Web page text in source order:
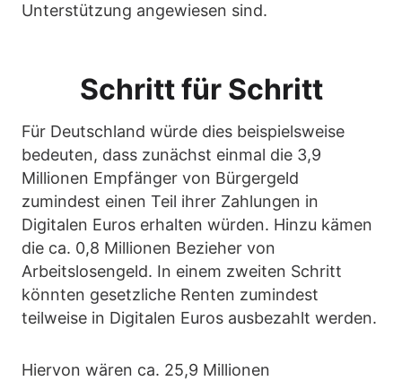
Unterstützung angewiesen sind.
Schritt für Schritt
Für Deutschland würde dies beispielsweise
bedeuten, dass zunächst einmal die 3,9
Millionen Empfänger von Bürgergeld
zumindest einen Teil ihrer Zahlungen in
Digitalen Euros erhalten würden. Hinzu kämen
die ca. 0,8 Millionen Bezieher von
Arbeitslosengeld. In einem zweiten Schritt
könnten gesetzliche Renten zumindest
teilweise in Digitalen Euros ausbezahlt werden.
Hiervon wären ca. 25,9 Millionen